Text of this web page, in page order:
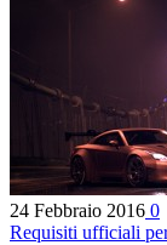
24 Febbraio 2016 0
Requisiti ufficiali